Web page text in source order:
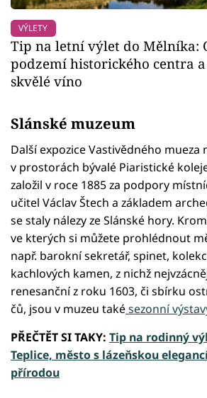
VÝLETY
Tip na letní výlet do Mělníka:
podzemí historického centra
skvělé víno
Slánské muzeum
Další expozice Vastivědného mueza
v prostorách bývalé Piaristické
založil v roce 1885 za podpory
učitel Václav Štech a základem
se staly nálezy ze Slánské hory.
ve kterých si můžete prohlédnout
např. barokní sekretář, spinet,
kachlových kamen, z nichž
renesanční z roku 1603, či sbírku
čů, jsou v muzeu takésezonní
PŘEČTĚT SI TAKY: Tip na rodinný
Teplice, město s lázeňskou
přírodou